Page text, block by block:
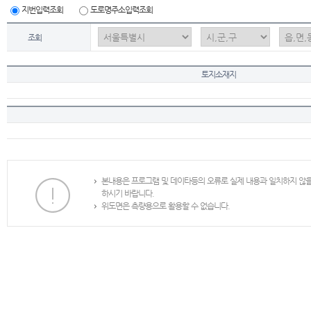
지번입력조회 도로명주소입력조회
조회
토지소재지
본내용은 프로그램 및 데이타등의 오류로 실제 내용과 일치하지
하시기 바랍니다.
위도면은 측량용으로 활용할 수 없습니다.